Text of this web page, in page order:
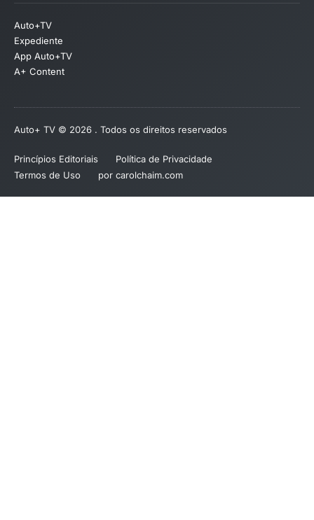
Auto+TV
Expediente
App Auto+TV
A+ Content
Auto+ TV © 2026 . Todos os direitos reservados
Princípios Editoriais
Política de Privacidade
Termos de Uso
por carolchaim.com